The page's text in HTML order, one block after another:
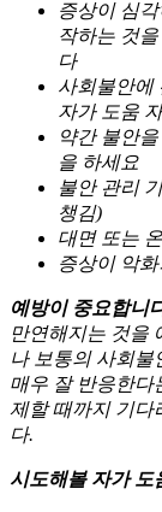
증상이 심
작하는 것
다
사회불안에
자가 도움
약간 불안
을 하세요
불안 관리
챙김)
대면 또는
증상이 악
예방이 중요합니
만연해지는 것을
나 보통의 사회불
매우 잘 반응한다
제할 때까지 기
다.
시도해볼 자가 도